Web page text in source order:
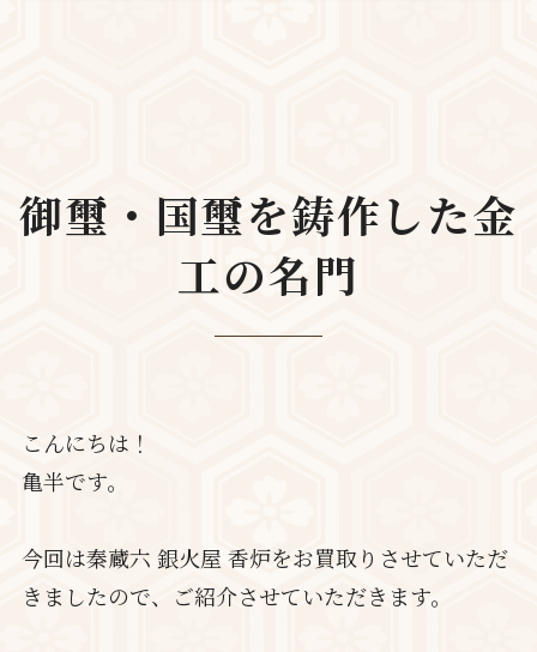
御璽・国璽を鋳作した金
工の名門
こんにちは！
亀半です。
今回は秦蔵六 銀火屋 香炉をお買取りさせていただ
きましたので、ご紹介させていただきます。